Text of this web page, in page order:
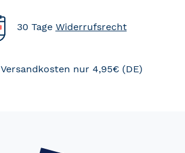
30 Tage Widerrufsrecht
Versandkosten nur 4,95€ (DE)